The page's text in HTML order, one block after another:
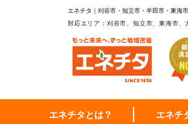
エネチタ｜刈谷市・知立市・半田市・東海
対応エリア：刈谷市、知立市、東海市
エネチタとは？ エネチ